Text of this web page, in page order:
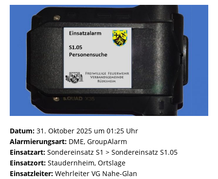
Datum: 31. Oktober 2025 um 01:25 Uhr
Alarmierungsart: DME, GroupAlarm
Einsatzart: Sondereinsatz S1 > Sondereinsatz S1.05
Einsatzort: Staudernheim, Ortslage
Einsatzleiter: Wehrleiter VG Nahe-Glan